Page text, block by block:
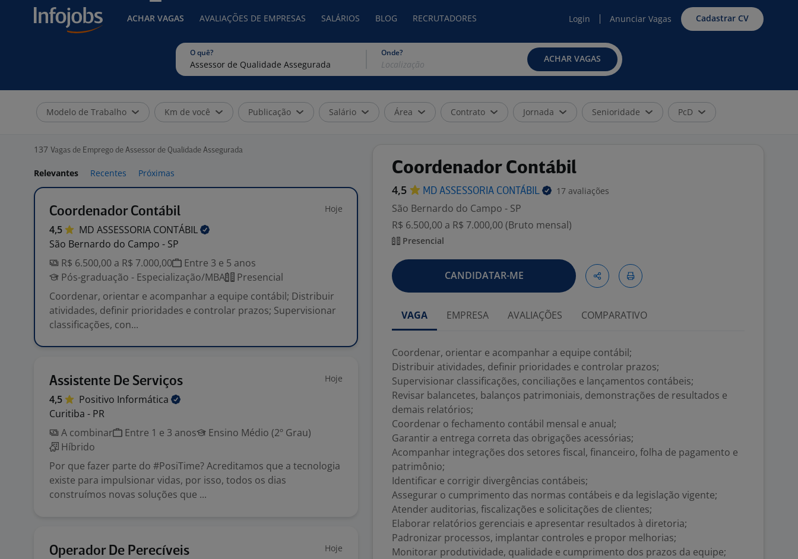
ACHAR VAGAS AVALIAÇÕES DE EMPRESAS SALÁRIOS BLOG RECRUTADORES Login Anunciar Vagas Cadastrar CV
O quê? Onde?
ACHAR VAGAS
Modelo de Trabalho Km de você Publicação Salário Área Contrato Jornada Senioridade PcD
137 Vagas de Emprego de Assessor de Qualidade Assegurada
Relevantes Recentes Próximas
Coordenador Contábil Hoje
4,5 MD ASSESSORIA CONTÁBIL
São Bernardo do Campo - SP
R$ 6.500,00 a R$ 7.000,00
Entre 3 e 5 anos
Pós-graduação - Especialização/MBA
Presencial
Coordenar, orientar e acompanhar a equipe contábil; Distribuir
atividades, definir prioridades e controlar prazos; Supervisionar
classificações, con...
Assistente De Serviços Hoje
4,5 Positivo Informática
Curitiba - PR
A combinar
Entre 1 e 3 anos
Ensino Médio (2º Grau)
Híbrido
Por que fazer parte do #PosiTime? Acreditamos que a tecnologia
existe para impulsionar vidas, por isso, todos os dias
construímos novas soluções que ...
Operador De Perecíveis Hoje
Coordenador Contábil
4,5 MD ASSESSORIA CONTÁBIL 17 avaliações
São Bernardo do Campo - SP
R$ 6.500,00 a R$ 7.000,00 (Bruto mensal)
Presencial
CANDIDATAR-ME
VAGA EMPRESA AVALIAÇÕES COMPARATIVO
Coordenar, orientar e acompanhar a equipe contábil;
Distribuir atividades, definir prioridades e controlar prazos;
Supervisionar classificações, conciliações e lançamentos contábeis;
Revisar balancetes, balanços patrimoniais, demonstrações de resultados e
demais relatórios;
Coordenar o fechamento contábil mensal e anual;
Garantir a entrega correta das obrigações acessórias;
Acompanhar integrações dos setores fiscal, financeiro, folha de pagamento e
patrimônio;
Identificar e corrigir divergências contábeis;
Assegurar o cumprimento das normas contábeis e da legislação vigente;
Atender auditorias, fiscalizações e solicitações de clientes;
Elaborar relatórios gerenciais e apresentar resultados à diretoria;
Padronizar processos, implantar controles e propor melhorias;
Monitorar produtividade, qualidade e cumprimento dos prazos da equipe;